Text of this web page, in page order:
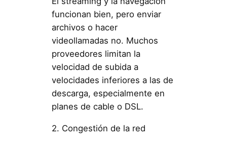
funcionan bien, pero enviar
archivos o hacer
videollamadas no. Muchos
proveedores limitan la
velocidad de subida a
velocidades inferiores a las de
descarga, especialmente en
planes de cable o DSL.
2. Congestión de la red